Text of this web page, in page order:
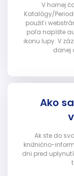
V hornej
Katalógy/
použiť i
poľa napíšte
ikonu lupy. V
danej
Ako
Ak ste do
knižnično-
dni pred